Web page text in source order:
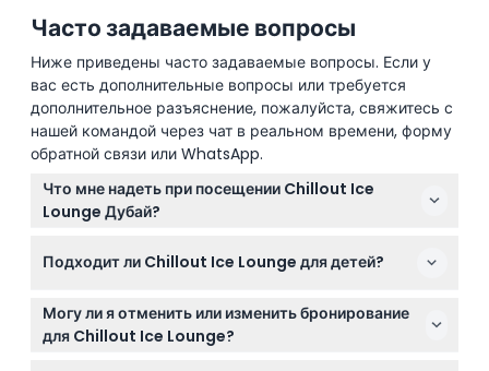
Часто задаваемые вопросы
Ниже приведены часто задаваемые вопросы. Если у
вас есть дополнительные вопросы или требуется
дополнительное разъяснение, пожалуйста, свяжитесь с
нашей командой через чат в реальном времени, форму
обратной связи или WhatsApp.
Что мне надеть при посещении Chillout Ice
Lounge Дубай?
Chillout предоставляет термальную одежду при
обувь и носки, чтобы вы не замерзли в условиях
-6°C.
Подходит ли Chillout Ice Lounge для детей?
Да, дети в возрасте от 5 до 12 лет считаются детьми
и допускаются, а дети до 4 лет проходят бесплатно.
Все могут насладиться этим семейным опытом в
Могу ли я отменить или изменить бронирование
для Chillout Ice Lounge?